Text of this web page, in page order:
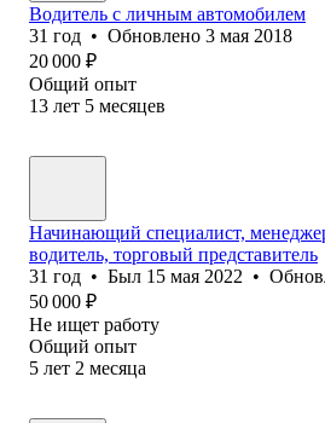
Водитель с личным автомобилем
31 год • Обновлено 3 мая 2018
20 000 ₽
Общий опыт
13 лет 5 месяцев
Начинающий специалист,
водитель, торговый представитель
31 год • Был 15 мая 2022 •
50 000 ₽
Не ищет работу
Общий опыт
5 лет 2 месяца